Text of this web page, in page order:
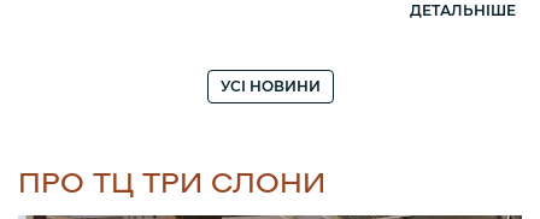
ДЕТАЛЬНІШЕ
УСІ НОВИНИ
ПРО ТЦ ТРИ СЛОНИ